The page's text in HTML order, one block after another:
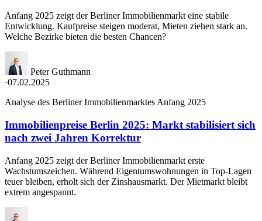
Anfang 2025 zeigt der Berliner Immobilienmarkt eine stabile
Entwicklung. Kaufpreise steigen moderat, Mieten ziehen stark an.
Welche Bezirke bieten die besten Chancen?
Peter Guthmann
·07.02.2025
Analyse des Berliner Immobilienmarktes Anfang 2025
Immobilienpreise Berlin 2025: Markt stabilisiert sich
nach zwei Jahren Korrektur
Anfang 2025 zeigt der Berliner Immobilienmarkt erste
Wachstumszeichen. Während Eigentumswohnungen in Top-Lagen
teuer bleiben, erholt sich der Zinshausmarkt. Der Mietmarkt bleibt
extrem angespannt.